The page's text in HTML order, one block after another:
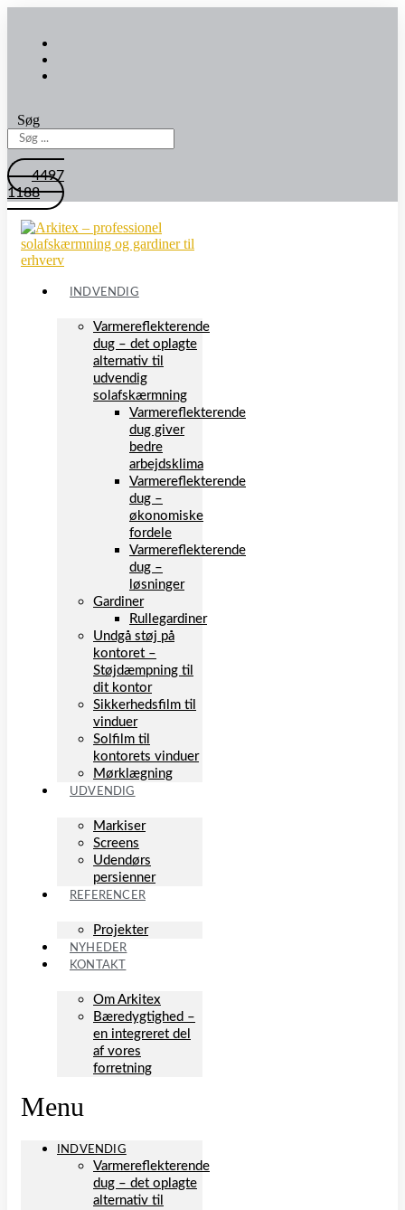
Søg
4497
1188
INDVENDIG
Varmereflekterende
dug – det oplagte
alternativ til
udvendig
solafskærmning
Varmereflekterende
dug giver
bedre
arbejdsklima
Varmereflekterende
dug –
økonomiske
fordele
Varmereflekterende
dug –
løsninger
Gardiner
Rullegardiner
Undgå støj på
kontoret –
Støjdæmpning til
dit kontor
Sikkerhedsfilm til
vinduer
Solfilm til
kontorets vinduer
Mørklægning
UDVENDIG
Markiser
Screens
Udendørs
persienner
REFERENCER
Projekter
NYHEDER
KONTAKT
Om Arkitex
Bæredygtighed –
en integreret del
af vores
forretning
Menu
INDVENDIG
Varmereflekterende
dug – det oplagte
alternativ til